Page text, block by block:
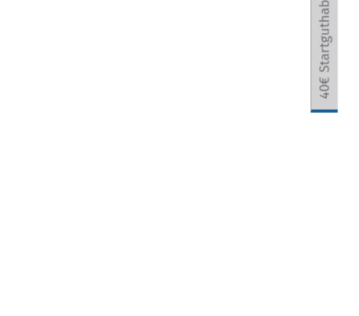
40€ Startguthaben